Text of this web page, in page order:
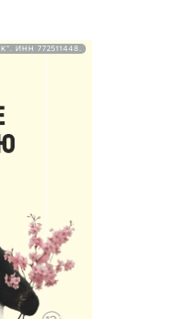
ИНН 772511448.